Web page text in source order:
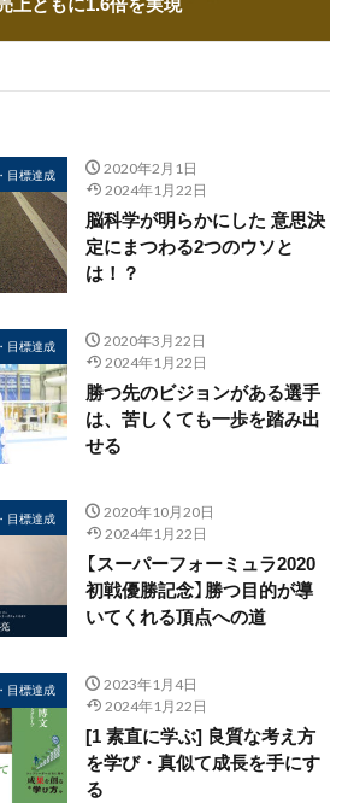
目標達成
2020年2月1日
2024年1月22日
脳科学が明らかにした 意思決
定にまつわる2つのウソと
は！？
目標達成
2020年3月22日
2024年1月22日
勝つ先のビジョンがある選手
は、苦しくても一歩を踏み出
せる
目標達成
2020年10月20日
2024年1月22日
【スーパーフォーミュラ2020
初戦優勝記念】勝つ目的が導
いてくれる頂点への道
目標達成
2023年1月4日
2024年1月22日
[1 素直に学ぶ] 良質な考え方
を学び・真似て成長を手にす
る